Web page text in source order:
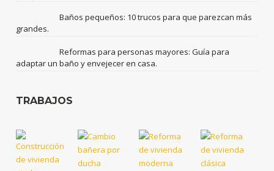
Baños pequeños: 10 trucos para que parezcan más
grandes.
Reformas para personas mayores: Guía para
adaptar un baño y envejecer en casa.
TRABAJOS